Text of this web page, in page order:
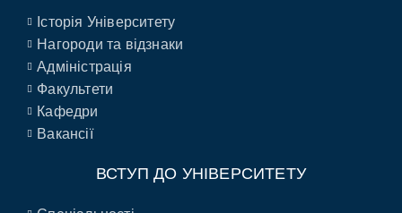
Історія Університету
Нагороди та відзнаки
Адміністрація
Факультети
Кафедри
Вакансії
ВСТУП ДО УНІВЕРСИТЕТУ